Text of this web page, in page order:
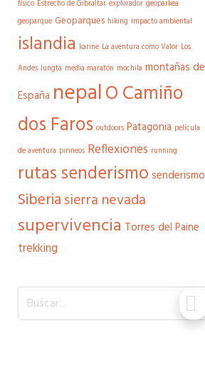
físico Estrecho de Gibraltar explorador geoparkea
geoparque Geoparques hiking impacto ambiental
islandia karine La aventura como Valor Los
Andes lungta media maratón mochila montañas de
España nepalO Camiño
dos Faros outdoors Patagonia película
de aventura pirineos Reflexiones running
rutas senderismo senderismo
Siberiasierra nevada
supervivencia Torres del Paine
trekking
Buscar...